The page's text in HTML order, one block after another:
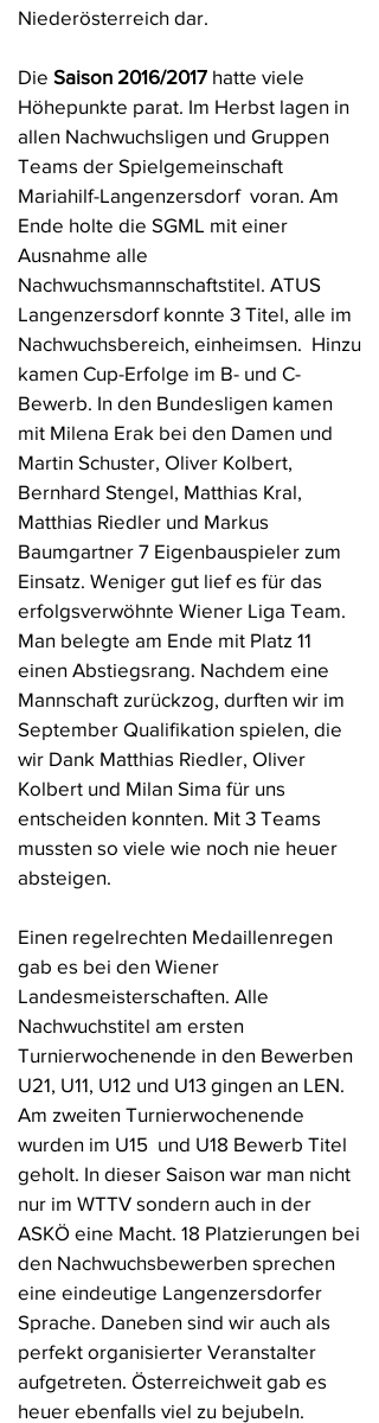
Niederösterreich dar.
Die Saison 2016/2017 hatte viele
Höhepunkte parat. Im Herbst lagen in
allen Nachwuchsligen und Gruppen
Teams der Spielgemeinschaft
Mariahilf-Langenzersdorf voran. Am
Ende holte die SGML mit einer
Ausnahme alle
Nachwuchsmannschaftstitel. ATUS
Langenzersdorf konnte 3 Titel, alle im
Nachwuchsbereich, einheimsen. Hinzu
kamen Cup-Erfolge im B- und C-
Bewerb. In den Bundesligen kamen
mit Milena Erak bei den Damen und
Martin Schuster, Oliver Kolbert,
Bernhard Stengel, Matthias Kral,
Matthias Riedler und Markus
Baumgartner 7 Eigenbauspieler zum
Einsatz. Weniger gut lief es für das
erfolgsverwöhnte Wiener Liga Team.
Man belegte am Ende mit Platz 11
einen Abstiegsrang. Nachdem eine
Mannschaft zurückzog, durften wir im
September Qualifikation spielen, die
wir Dank Matthias Riedler, Oliver
Kolbert und Milan Sima für uns
entscheiden konnten. Mit 3 Teams
mussten so viele wie noch nie heuer
absteigen.
Einen regelrechten Medaillenregen
gab es bei den Wiener
Landesmeisterschaften. Alle
Nachwuchstitel am ersten
Turnierwochenende in den Bewerben
U21, U11, U12 und U13 gingen an LEN.
Am zweiten Turnierwochenende
wurden im U15 und U18 Bewerb Titel
geholt. In dieser Saison war man nicht
nur im WTTV sondern auch in der
ASKÖ eine Macht. 18 Platzierungen bei
den Nachwuchsbewerben sprechen
eine eindeutige Langenzersdorfer
Sprache. Daneben sind wir auch als
perfekt organisierter Veranstalter
aufgetreten. Österreichweit gab es
heuer ebenfalls viel zu bejubeln.